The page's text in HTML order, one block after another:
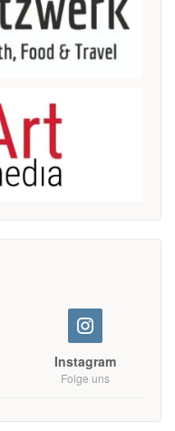
Instagram
Folge uns